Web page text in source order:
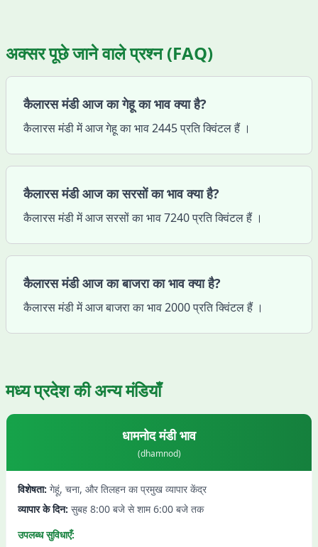
अक्सर पूछे जाने वाले प्रश्न (FAQ)
कैलारस मंडी आज का गेहू का भाव क्या है?
कैलारस मंडी में आज गेहू का भाव 2445 प्रति क्विंटल हैं ।
कैलारस मंडी आज का सरसों का भाव क्या है?
कैलारस मंडी में आज सरसों का भाव 7240 प्रति क्विंटल हैं ।
कैलारस मंडी आज का बाजरा का भाव क्या है?
कैलारस मंडी में आज बाजरा का भाव 2000 प्रति क्विंटल हैं ।
मध्य प्रदेशकी अन्य मंडियाँ
धामनोदमंडी भाव
(dhamnod)
विशेषता: गेहूं, चना, और तिलहन का प्रमुख व्यापार केंद्र
व्यापार के दिन: सुबह 8:00 बजे से शाम 6:00 बजे तक
उपलब्ध सुविधाएँ: